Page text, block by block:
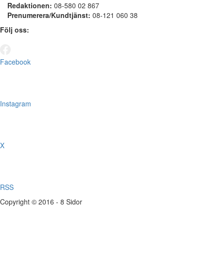
Redaktionen: 08-580 02 867
Prenumerera/Kundtjänst: 08-121 060 38
Följ oss:
Facebook
Instagram
X
RSS
Copyright © 2016 - 8 Sidor